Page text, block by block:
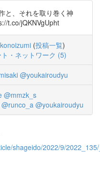
と、それを取り巻く神
t.co/jQKNVgUpht
(投稿一覧)
ト・ネットワーク (5)
@youkairoudyu
@mmzk_s
@runco_a @youkairoudyu
shageido/2022/9/